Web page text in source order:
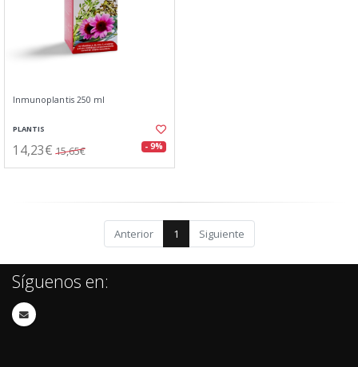
Inmunoplantis 250 ml
PLANTIS
14,23€ 15,65€ - 9%
Anterior 1 Siguiente
Síguenos en: